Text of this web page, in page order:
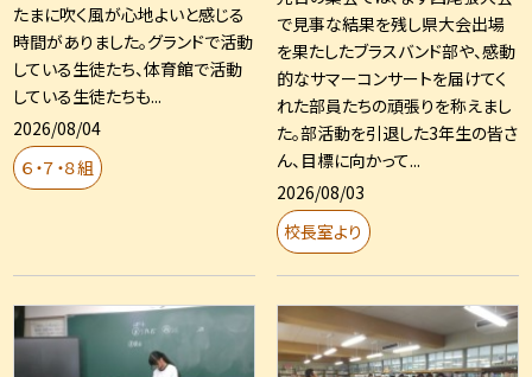
たまに吹く風が心地よいと感じる
時間がありました。グランドで活動
している生徒たち、体育館で活動
している生徒たちも...
2026/08/04
６・７・８組
で見事な結果を残し県大会出場
を果たしたブラスバンド部や、感動
的なサマーコンサートを届けてく
れた部員たちの頑張りを称えまし
た。部活動を引退した3年生の皆さ
ん、目標に向かって...
2026/08/03
校長室より